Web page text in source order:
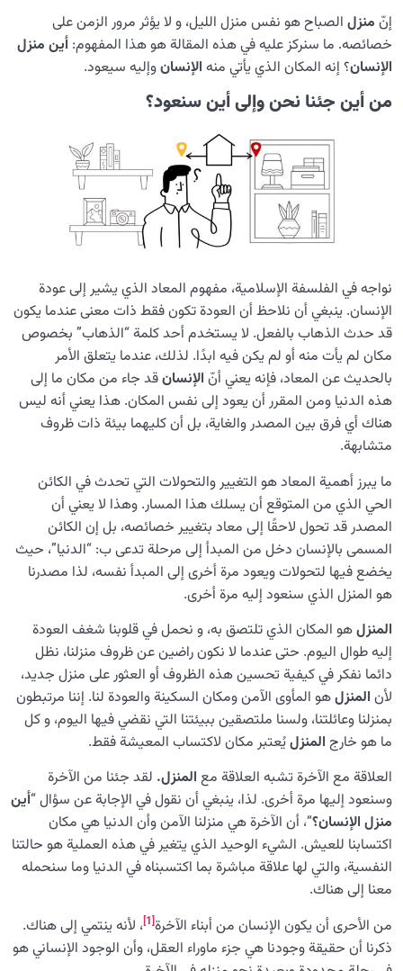
إنّ منزل الصباح هو نفس منزل الليل، و لا يؤثر مرور الزمن على
خصائصه. ما سنركز عليه في هذه المقالة هو هذا المفهوم: أين منزل
الإنسان؟ إنه المكان الذي يأتي منه الإنسانوإليه سيعود.
من أين جئنا نحن وإلى أين سنعود؟
نواجه في الفلسفة الإسلامية، مفهوم المعاد الذي يشير إلى عودة
الإنسان. ينبغي أن نلاحظ أن العودة تكون فقط ذات معنى عندما يكون
قد حدث الذهاب بالفعل. لا يستخدم أحد كلمة “الذهاب” بخصوص
مكان لم يأت منه أو لم يكن فيه ابدًا. لذلك، عندما يتعلق الأمر
بالحديث عن المعاد، فإنه يعني أنّ الإنسانقد جاء من مكان ما إلى
هذه الدنيا ومن المقرر أن يعود إلى نفس المكان. هذا يعني أنه ليس
هناك أي فرق بين المصدر والغاية، بل أن كليهما بيئة ذات ظروف
متشابهة.
ما يبرز أهمية المعاد هو التغيير والتحولات التي تحدث في الكائن
الحي الذي من المتوقع أن يسلك هذا المسار. وهذا لا يعني أن
المصدر قد تحول لاحقًا إلى معاد بتغيير خصائصه، بل إن الكائن
المسمى بالإنسان دخل من المبدأ إلى مرحلة تدعى ب: “الدنيا”، حيث
يخضع فيها لتحولات ويعود مرة أخرى إلى المبدأ نفسه، لذا مصدرنا
هو المنزل الذي سنعود إليه مرة أخرى.
المنزلهو المكان الذي تلتصق به، و نحمل في قلوبنا شغف العودة
إليه طوال اليوم. حتى عندما لا نكون راضين عن ظروف منزلنا، نظل
دائما نفكر في كيفية تحسين هذه الظروف أو العثور على منزل جديد،
لأن المنزلهو المأوى الآمن ومكان السكينة والعودة لنا. إننا مرتبطون
بمنزلنا وعائلتنا، ولسنا ملتصقين ببيئتنا التي نقضي فيها اليوم، و كل
ما هو خارج المنزليُعتبر مكان لاكتساب المعيشة فقط.
العلاقة مع الآخرة تشبه العلاقة مع المنزل. لقد جئنا من الآخرة
وسنعود إليها مرة أخرى. لذا، ينبغي أن نقول في الإجابة عن سؤال “أين
منزل الإنسان؟“، أن الآخرة هي منزلنا الآمن وأن الدنيا هي مكان
اكتسابنا للعيش. الشيء الوحيد الذي يتغير في هذه العملية هو حالتنا
النفسية، والتي لها علاقة مباشرة بما اكتسبناه في الدنيا وما سنحمله
معنا إلى هناك.
من الأحرى أن يكون الإنسان من أبناء الآخرة[1]
، لأنه ينتمي إلى هناك.
ذكرنا أن حقيقة وجودنا هي جزء ماوراء العقل، وأن الوجود الإنساني هو